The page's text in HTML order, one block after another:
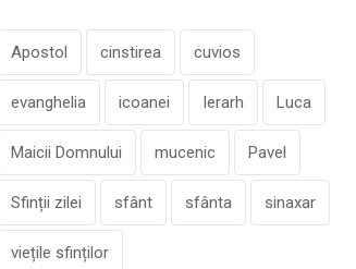
Apostol cinstirea cuvios
evanghelia icoanei Ierarh Luca
Maicii Domnului mucenic Pavel
Sfinții zilei sfânt sfânta sinaxar
viețile sfinților